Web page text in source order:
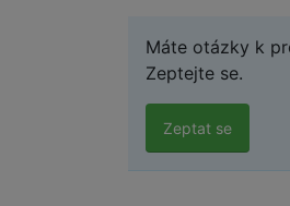
Máte otázky k
Zeptejte se.
Zeptat se